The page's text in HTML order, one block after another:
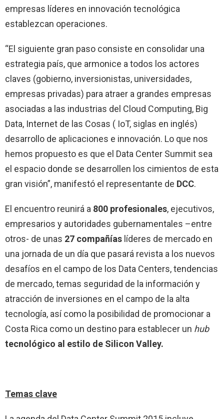
empresas líderes en innovación tecnológica
establezcan operaciones.
“El siguiente gran paso consiste en consolidar una
estrategia país, que armonice a todos los actores
claves (gobierno, inversionistas, universidades,
empresas privadas) para atraer a grandes empresas
asociadas a las industrias del Cloud Computing, Big
Data, Internet de las Cosas ( IoT, siglas en inglés)
desarrollo de aplicaciones e innovación. Lo que nos
hemos propuesto es que el Data Center Summit sea
el espacio donde se desarrollen los cimientos de esta
gran visión”, manifestó el representante de DCC.
El encuentro reunirá a 800 profesionales, ejecutivos,
empresarios y autoridades gubernamentales –entre
otros- de unas 27 compañías líderes de mercado en
una jornada de un día que pasará revista a los nuevos
desafíos en el campo de los Data Centers, tendencias
de mercado, temas seguridad de la información y
atracción de inversiones en el campo de la alta
tecnología, así como la posibilidad de promocionar a
Costa Rica como un destino para establecer un hub
tecnológico al estilo de Silicon Valley.
Temas clave